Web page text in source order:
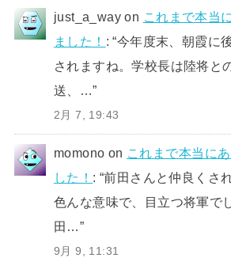
just_a_way on これまで本当
ました！ : “今年度末、朝霞に
されますね。学校長は陸将と
送、…”
2月 7, 19:43
momono on これまで本当に
した！ : “前田さんと仲良くさ
色んな意味で、目立つ将軍で
田…”
9月 9, 11:31